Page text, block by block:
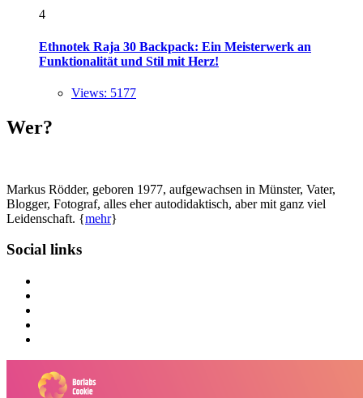
4
Ethnotek Raja 30 Backpack: Ein Meisterwerk an
Funktionalität und Stil mit Herz!
Views: 5177
Wer?
Markus Rödder, geboren 1977, aufgewachsen in Münster, Vater,
Blogger, Fotograf, alles eher autodidaktisch, aber mit ganz viel
Leidenschaft. {mehr}
Social links